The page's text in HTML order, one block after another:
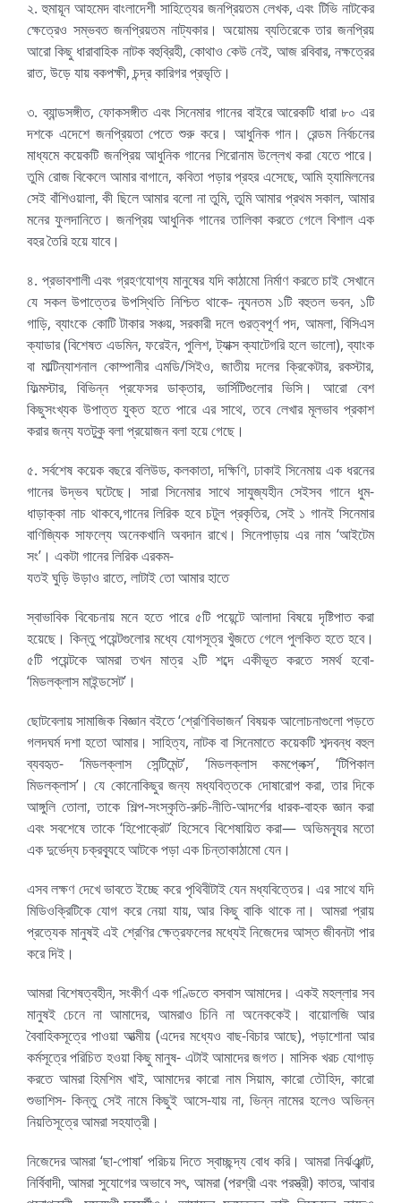
২. হুমায়ূন আহমেদ বাংলাদেশী সাহিত্যের জনপ্রিয়তম লেখক, এবং টিভি নাটকের
ক্ষেত্রেও সম্ভবত জনপ্রিয়তম নাট্যকার। অয়োময় ব্যতিরেকে তার জনপ্রিয়
আরো কিছু ধারাবাহিক নাটক বহুব্রিহী, কোথাও কেউ নেই, আজ রবিবার, নক্ষত্রের
রাত, উড়ে যায় বকপক্ষী, চন্দ্র কারিগর প্রভৃতি।
৩. ব্যান্ডসঙ্গীত, ফোকসঙ্গীত এবং সিনেমার গানের বাইরে আরেকটি ধারা ৮০ এর
দশকে এদেশে জনপ্রিয়তা পেতে শুরু করে। আধুনিক গান। রেন্ডম নির্বচনের
মাধ্যমে কয়েকটি জনপ্রিয় আধুনিক গানের শিরোনাম উল্লেখ করা যেতে পারে।
তুমি রোজ বিকেলে আমার বাগানে, কবিতা পড়ার প্রহর এসেছে, আমি হ্যামিলনের
সেই বাঁশিওয়ালা, কী ছিলে আমার বলো না তুমি, তুমি আমার প্রথম সকাল, আমার
মনের ফুলদানিতে। জনপ্রিয় আধুনিক গানের তালিকা করতে গেলে বিশাল এক
বহর তৈরি হয়ে যাবে।
৪. প্রভাবশালী এবং গ্রহণযোগ্য মানুষের যদি কাঠামো নির্মাণ করতে চাই সেখানে
যে সকল উপাত্তের উপস্থিতি নিশ্চিত থাকে- ন্যূনতম ১টি বহুতল ভবন, ১টি
গাড়ি, ব্যাংকে কোটি টাকার সঞ্চয়, সরকারী দলে গুরত্বপূর্ণ পদ, আমলা, বিসিএস
ক্যাডার (বিশেষত এডমিন, ফরেইন, পুলিশ, ট্যাক্স ক্যাটেগরি হলে ভালো), ব্যাংক
বা মাল্টিন্যাশনাল কোম্পানীর এমডি/সিইও, জাতীয় দলের ক্রিকেটার, রকস্টার,
ফিল্মস্টার, বিভিন্ন প্রফেসর ডাক্তার, ভার্সিটিগুলোর ভিসি। আরো বেশ
কিছুসংখ্যক উপাত্ত যুক্ত হতে পারে এর সাথে, তবে লেখার মূলভাব প্রকাশ
করার জন্য যতটুকু বলা প্রয়োজন বলা হয়ে গেছে।
৫. সর্বশেষ কয়েক বছরে বলিউড, কলকাতা, দক্ষিণি, ঢাকাই সিনেমায় এক ধরনের
গানের উদ্ভব ঘটেছে। সারা সিনেমার সাথে সাযুজ্যহীন সেইসব গানে ধুম-
ধাড়াক্কা নাচ থাকবে,গানের লিরিক হবে চটুল প্রকৃতির, সেই ১ গানই সিনেমার
বাণিজ্যিক সাফল্যে অনেকখানি অবদান রাখে। সিনেপাড়ায় এর নাম ‘আইটেম
সং’। একটা গানের লিরিক এরকম-
যতই ঘুড়ি উড়াও রাতে, লাটাই তো আমার হাতে
স্বাভাবিক বিবেচনায় মনে হতে পারে ৫টি পয়েন্টে আলাদা বিষয়ে দৃষ্টিপাত করা
হয়েছে। কিন্তু পয়েন্টগুলোর মধ্যে যোগসূত্র খুঁজতে গেলে পুলকিত হতে হবে।
৫টি পয়েন্টকে আমরা তখন মাত্র ২টি শব্দে একীভূত করতে সমর্থ হবো-
‘মিডলক্লাস মাইন্ডসেট’।
ছোটবেলায় সামাজিক বিজ্ঞান বইতে ‘শ্রেণিবিভাজন’ বিষয়ক আলোচনাগুলো পড়তে
গলদঘর্ম দশা হতো আমার। সাহিত্য, নাটক বা সিনেমাতে কয়েকটি শব্দবন্ধ বহুল
ব্যবহৃত- ‘মিডলক্লাস সেন্টিমেন্ট’, ‘মিডলক্লাস কমপ্লেক্স’, ‘টিপিকাল
মিডলক্লাস’। যে কোনোকিছুর জন্য মধ্যবিত্তকে দোষারোপ করা, তার দিকে
আঙ্গুলি তোলা, তাকে শিল্প-সংস্কৃতি-রুচি-নীতি-আদর্শের ধারক-বাহক জ্ঞান করা
এবং সবশেষে তাকে ‘হিপোক্রেট’ হিসেবে বিশেষায়িত করা— অভিমন্যূর মতো
এক দুর্ভেদ্য চক্রব্যূহে আটকে পড়া এক চিন্তাকাঠামো যেন।
এসব লক্ষণ দেখে ভাবতে ইচ্ছে করে পৃথিবীটাই যেন মধ্যবিত্তের। এর সাথে যদি
মিডিওক্রিটিকে যোগ করে নেয়া যায়, আর কিছু বাকি থাকে না। আমরা প্রায়
প্রত্যেক মানুষই এই শ্রেণির ক্ষেত্রফলের মধ্যেই নিজেদের আস্ত জীবনটা পার
করে দিই।
আমরা বিশেষত্বহীন, সংকীর্ণ এক গণ্ডিতে বসবাস আমাদের। একই মহল্লার সব
মানুষই চেনে না আমাদের, আমরাও চিনি না অনেককেই। বায়োলজি আর
বৈবাহিকসূত্রে পাওয়া আত্মীয় (এদের মধ্যেও বাছ-বিচার আছে), পড়াশোনা আর
কর্মসূত্রে পরিচিত হওয়া কিছু মানুষ- এটাই আমাদের জগত। মাসিক খরচ যোগাড়
করতে আমরা হিমশিম খাই, আমাদের কারো নাম সিয়াম, কারো তৌহিদ, কারো
শুভাশিস- কিন্তু সেই নামে কিছুই আসে-যায় না, ভিন্ন নামের হলেও অভিন্ন
নিয়তিসূত্রে আমরা সহযাত্রী।
নিজেদের আমরা ‘ছা-পোষা’ পরিচয় দিতে স্বাচ্ছন্দ্য বোধ করি। আমরা নির্ঝঞ্ঝাট,
নির্বিবাদী, আমরা সুযোগের অভাবে সৎ, আমরা (পরশ্রী এবং পরস্ত্রী) কাতর, আবার